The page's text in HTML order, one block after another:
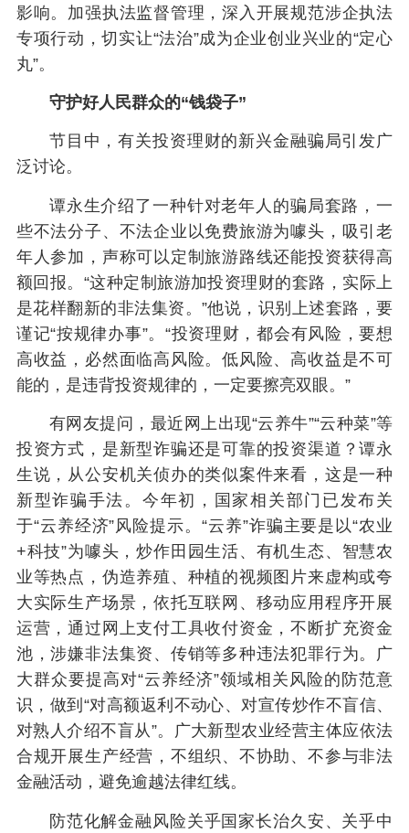
影响。加强执法监督管理，深入开展规范涉企执法
专项行动，切实让“法治”成为企业创业兴业的“定心
丸”。
守护好人民群众的“钱袋子”
节目中，有关投资理财的新兴金融骗局引发广
泛讨论。
谭永生介绍了一种针对老年人的骗局套路，一
些不法分子、不法企业以免费旅游为噱头，吸引老
年人参加，声称可以定制旅游路线还能投资获得高
额回报。“这种定制旅游加投资理财的套路，实际上
是花样翻新的非法集资。”他说，识别上述套路，要
谨记“按规律办事”。“投资理财，都会有风险，要想
高收益，必然面临高风险。低风险、高收益是不可
能的，是违背投资规律的，一定要擦亮双眼。”
有网友提问，最近网上出现“云养牛”“云种菜”等
投资方式，是新型诈骗还是可靠的投资渠道？谭永
生说，从公安机关侦办的类似案件来看，这是一种
新型诈骗手法。今年初，国家相关部门已发布关
于“云养经济”风险提示。“云养”诈骗主要是以“农业
+科技”为噱头，炒作田园生活、有机生态、智慧农
业等热点，伪造养殖、种植的视频图片来虚构或夸
大实际生产场景，依托互联网、移动应用程序开展
运营，通过网上支付工具收付资金，不断扩充资金
池，涉嫌非法集资、传销等多种违法犯罪行为。广
大群众要提高对“云养经济”领域相关风险的防范意
识，做到“对高额返利不动心、对宣传炒作不盲信、
对熟人介绍不盲从”。广大新型农业经营主体应依法
合规开展生产经营，不组织、不协助、不参与非法
金融活动，避免逾越法律红线。
防范化解金融风险关乎国家长治久安、关乎中